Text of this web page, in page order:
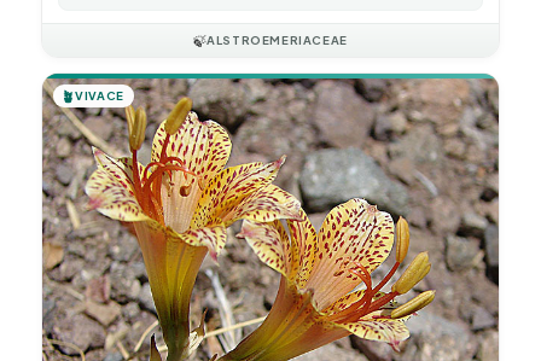
🍃ALSTROEMERIACEAE
🪴VIVACE